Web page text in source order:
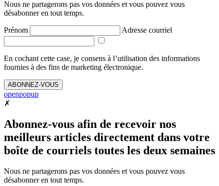
Nous ne partagerons pas vos données et vous pouvez vous
désabonner en tout temps.
Prénom Adresse courriel
En cochant cette case, je consens à l’utilisation des informations
fournies à des fins de marketing électronique.
ABONNEZ-VOUS
openpopup
✗
Abonnez-vous afin de recevoir nos
meilleurs articles directement dans votre
boîte de courriels toutes les deux semaines
Nous ne partagerons pas vos données et vous pouvez vous
désabonner en tout temps.